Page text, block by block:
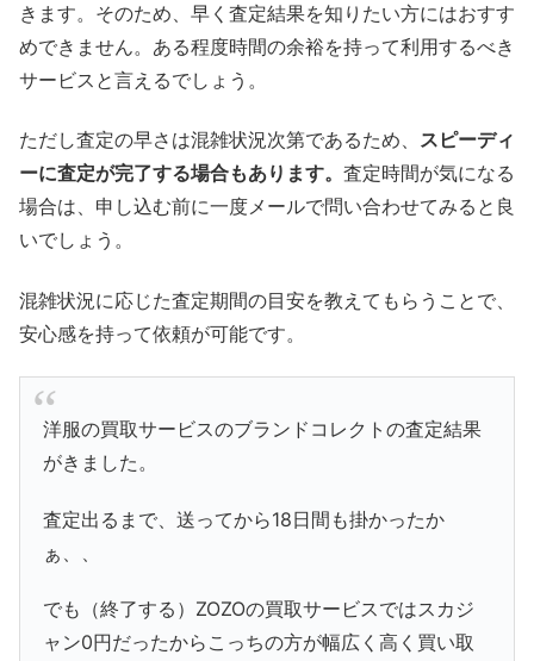
きます。そのため、早く査定結果を知りたい方にはおすす
めできません。ある程度時間の余裕を持って利用するべき
サービスと言えるでしょう。
ただし査定の早さは混雑状況次第であるため、 スピーディ
ーに査定が完了する場合もあります。 査定時間が気になる
場合は、申し込む前に一度メールで問い合わせてみると良
いでしょう。
混雑状況に応じた査定期間の目安を教えてもらうことで、
安心感を持って依頼が可能です。
洋服の買取サービスのブランドコレクトの査定結果
がきました。
査定出るまで、送ってから18日間も掛かったか
ぁ、、
でも（終了する）ZOZOの買取サービスではスカジ
ャン0円だったからこっちの方が幅広く高く買い取